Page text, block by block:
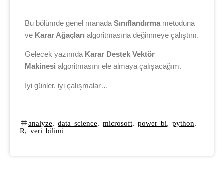
Bu bölümde genel manada Sınıflandırma metoduna
ve Karar Ağaçları algoritmasına değinmeye çalıştım.
Gelecek yazımda Karar Destek Vektör
Makinesi algoritmasını ele almaya çalışacağım.
İyi günler, iyi çalışmalar…
analyze data science microsoft power bi python
R
veri bilimi